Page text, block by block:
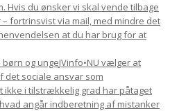
Hvis du ønsker vi skal vende tilbage
fortrinsvist via mail, med mindre det
at du har brug for at
og ungeJVinfo•NU vælger at
det sociale ansvar som
ikke i tilstrækkelig grad har påtaget
angår indberetning af mistanker